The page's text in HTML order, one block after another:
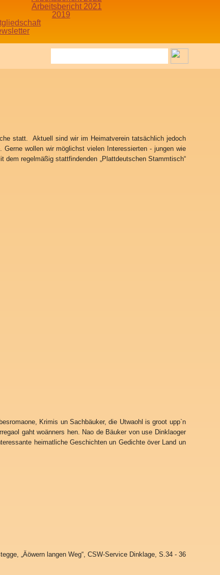
Arbeitsbericht 2021
2019
statt. Aktuell sind wir im Heimatverein tatsächlich jedoch
wollen wir möglichst vielen Interessierten - jungen wie
regelmäßig stattfindenden „Plattdeutschen Stammtisch“
Dinklage zu tun.
Krimis un Sachbäuker, die Utwaohl is groot upp`n
gaht woänners hen. Nao de Bäuker von use Dinklaoger
heimatliche Geschichten un Gedichte över Land un
„Äöwern langen Weg“, CSW-Service Dinklage, S.34 - 36